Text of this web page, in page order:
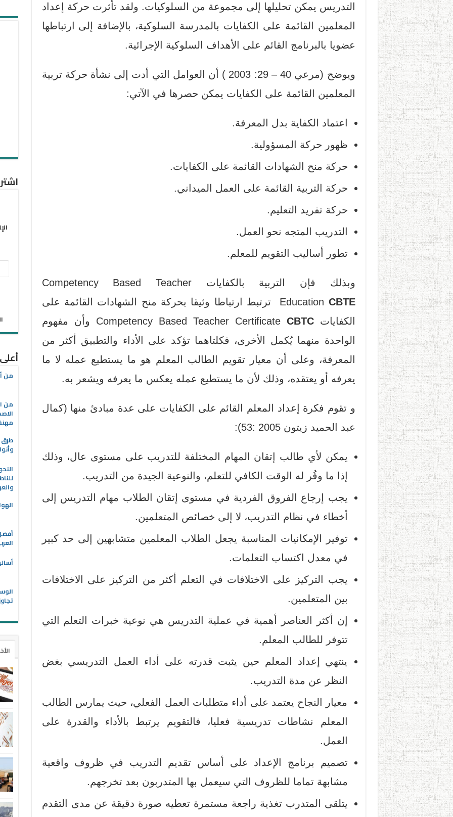
التدريس يمكن تحليلها إلى مجموعة من السلوكيات. ولقد تأثرت حركة إعداد
المعلمين القائمة على الكفايات بالمدرسة السلوكية، بالإضافة إلى ارتباطها
عضويا بالبرنامج القائم على الأهداف السلوكية الإجرائية.
ويوضح (مرعي 40 – 29: 2003 ) أن العوامل التي أدت إلى نشأة حركة تربية
المعلمين القائمة على الكفايات يمكن حصرها في الآتي:
اعتماد الكفاية بدل المعرفة.
ظهور حركة المسؤولية.
حركة منح الشهادات القائمة على الكفايات.
حركة التربية القائمة على العمل الميداني.
حركة تفريد التعليم.
التدريب المتجه نحو العمل.
تطور أساليب التقويم للمعلم.
وبذلك فإن التربية بالكفايات Competency Based Teacher
Education CBTE
ترتبط ارتباطا وثيقا بحركة منح الشهادات القائمة على
الكفايات Competency Based Teacher CertificateCBTC
وأن مفهوم
الواحدة منهما يُكمل الأخرى، فكلتاهما تؤكد على الأداء والتطبيق أكثر من
المعرفة، وعلى أن معيار تقويم الطالب المعلم هو ما يستطيع عمله لا ما
يعرفه أو يعتقده، وذلك لأن ما يستطيع عمله يعكس ما يعرفه ويشعر به.
و تقوم فكرة إعداد المعلم القائم على الكفايات على عدة مبادئ منها (كمال
عبد الحميد زيتون 2005 :53):
يمكن لأي طالب إتقان المهام المختلفة للتدريب على مستوى عال، وذلك
إذا ما وفُر له الوقت الكافي للتعلم، والنوعية الجيدة من التدريب.
يجب إرجاع الفروق الفردية في مستوى إتقان الطلاب مهام التدريس إلى
أخطاء في نظام التدريب، لا إلى خصائص المتعلمين.
توفير الإمكانيات المناسبة يجعل الطلاب المعلمين متشابهين إلى حد كبير
في معدل اكتساب التعلمات.
يجب التركيز على الاختلافات في التعلم أكثر من التركيز على الاختلافات
بين المتعلمين.
إن أكثر العناصر أهمية في عملية التدريس هي نوعية خبرات التعلم التي
تتوفر للطالب المعلم.
ينتهي إعداد المعلم حين يثبت قدرته على أداء العمل التدريسي بغض
النظر عن مدة التدريب.
معيار النجاح يعتمد على أداء متطلبات العمل الفعلي، حيث يمارس الطالب
المعلم نشاطات تدريسية فعليا، فالتقويم يرتبط بالأداء والقدرة على
العمل.
تصميم برنامج الإعداد على أساس تقديم التدريب في ظروف واقعية
مشابهة تماما للظروف التي سيعمل بها المتدربون بعد تخرجهم.
يتلقى المتدرب تغذية راجعة مستمرة تعطيه صورة دقيقة عن مدى التقدم
من
من
طرق